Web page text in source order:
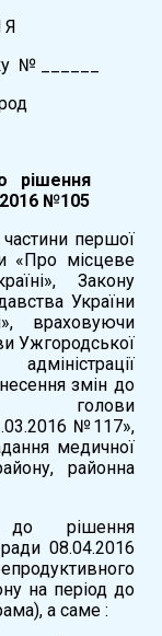
Я
№ ______
рішення
№105
першої
«Про місцеве
Закону
України
враховуючи
Ужгородської
змін до
голови
№117»,
медичної
районна
рішення
08.04.2016
на період до
а саме :